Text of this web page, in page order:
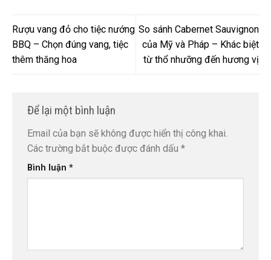
Rượu vang đỏ cho tiệc nướng
BBQ – Chọn đúng vang, tiệc
thêm thăng hoa
So sánh Cabernet Sauvignon
của Mỹ và Pháp – Khác biệt
từ thổ nhưỡng đến hương vị
Để lại một bình luận
Email của bạn sẽ không được hiển thị công khai.
Các trường bắt buộc được đánh dấu *
Bình luận *